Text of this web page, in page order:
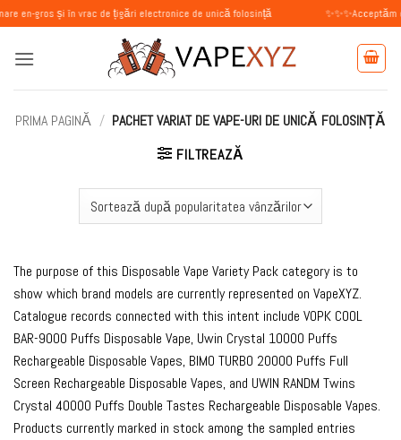
Skip
to
content
și în vrac de țigări electronice de unică folosință ✨✨✨Acceptăm
PRIMA PAGINĂ / PACHET VARIAT DE VAPE-URI DE UNICĂ FOLOSINȚĂ
FILTREAZĂ
The purpose of this Disposable Vape Variety Pack category is to
show which brand models are currently represented on VapeXYZ.
Catalogue records connected with this intent include VOPK COOL
BAR-9000 Puffs Disposable Vape, Uwin Crystal 10000 Puffs
Rechargeable Disposable Vapes, BIMO TURBO 20000 Puffs Full
Screen Rechargeable Disposable Vapes, and UWIN RANDM Twins
Crystal 40000 Puffs Double Tastes Rechargeable Disposable Vapes.
Products currently marked in stock among the sampled entries